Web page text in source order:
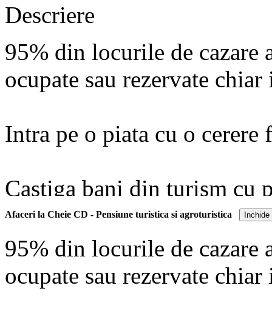
Descriere
95% din locurile de cazare
ocupate sau rezervate
Intra pe o piata cu o cerere
Castiga bani din turism cu
Ofera-le oamenilor
clientii tai fideli!
Afaceri la Cheie CD - Pensiune turistica si agroturistica Inchide
95% din locurile de cazare
ocupate sau rezervate